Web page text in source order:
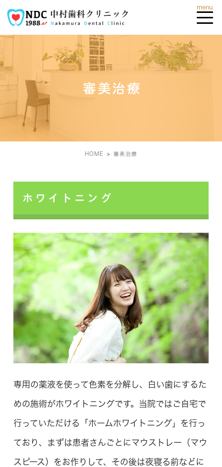
審美治療
HOME 審美治療
ホワイトニング
専用の薬液を使って色素を分解し、白い歯にするた
めの施術がホワイトニングです。当院ではご自宅で
行っていただける「ホームホワイトニング」を行っ
ており、まずは患者さんごとにマウストレー（マウ
スピース）をお作りして、その後は夜寝る前などに